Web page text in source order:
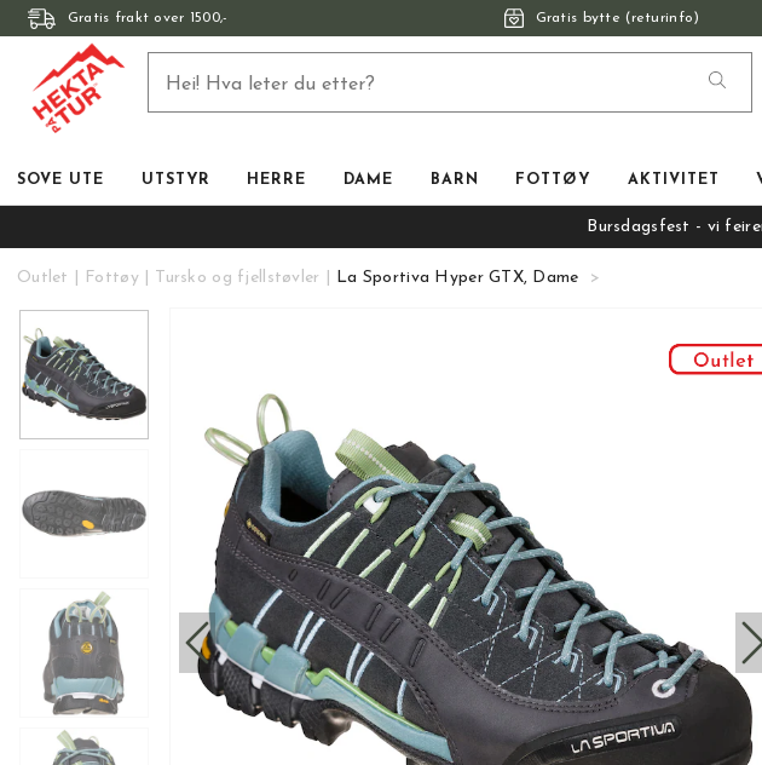
Gratis frakt over 1500,- Gratis bytte (returinfo)
SOVE UTE UTSTYR HERRE DAME BARN FOTTØY AKTIVITET
Bursdagsfest - vi
Outlet Fottøy Tursko og fjellstøvler La Sportiva Hyper GTX, Dame